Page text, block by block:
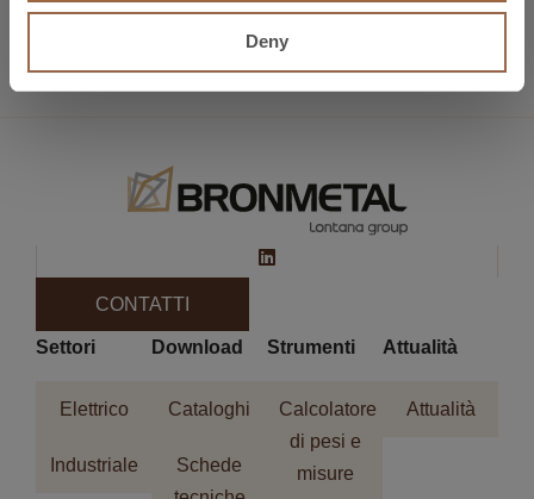
Deny
PrecedenteAMPER 2018
METALMADRID 2018
CONTATTI
Settori
Elettrico
Industriale
Download
Cataloghi
Schede
Strumenti
Calcolatore
di pesi e
misure
Attualità
Attualità